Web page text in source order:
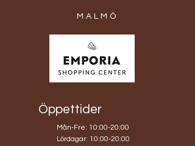
MALMÖ
Öppettider
Mån-Fre: 10:00-20:00
​​Lördagar: 10:00-20:00